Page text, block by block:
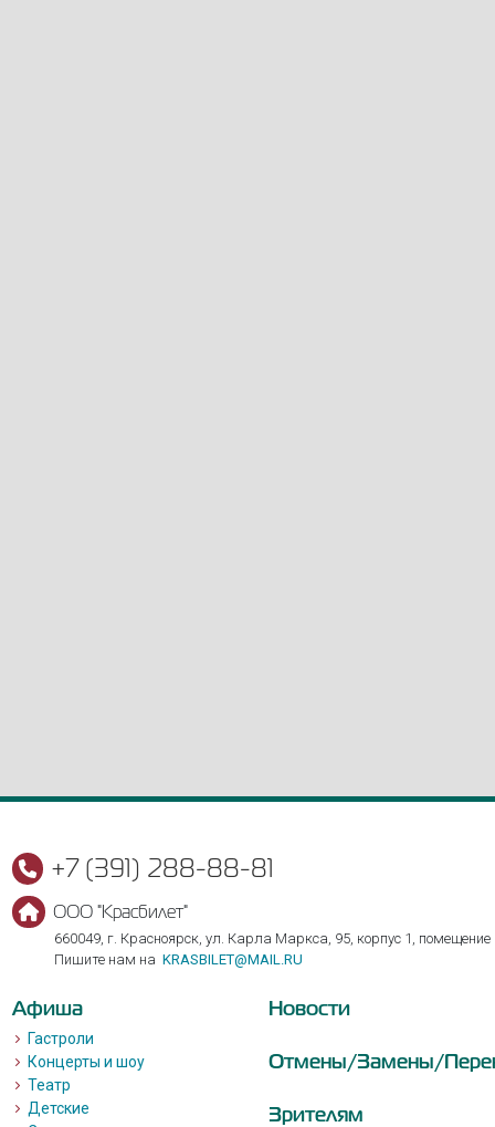
+7 (391) 288-88-81
ООО "Красбилет"
660049, г. Красноярск, ул. Карла Маркса, 95, корпус 1, помещение
Пишите нам на KRASBILET@MAIL.RU
Афиша
Гастроли
Концерты и шоу
Театр
Детские
Новости
Отмены/Замены/
Зрителям